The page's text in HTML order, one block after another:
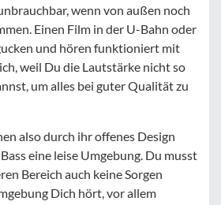
wenn von außen noch
Einen Film in der U-Bahn oder
und hören funktioniert mit
weil Du die Lautstärke nicht so
um alles bei guter Qualität zu
also durch ihr offenes Design
eine leise Umgebung. Du musst
Bereich auch keine Sorgen
Dich hört, vor allem